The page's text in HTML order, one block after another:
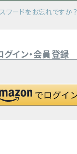
ワードをお忘れですか？
イン・会員登録